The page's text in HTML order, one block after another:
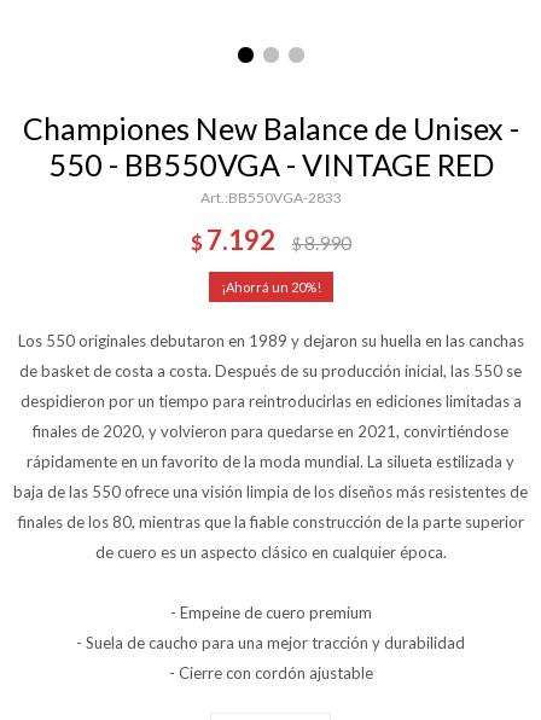
Championes New Balance de Unisex -
550 - BB550VGA - VINTAGE RED
BB550VGA-2833
$ 7.192 $8.990
20
Los 550 originales debutaron en 1989 y dejaron su huella en las canchas
de basket de costa a costa. Después de su producción inicial, las 550 se
despidieron por un tiempo para reintroducirlas en ediciones limitadas a
finales de 2020, y volvieron para quedarse en 2021, convirtiéndose
rápidamente en un favorito de la moda mundial. La silueta estilizada y
baja de las 550 ofrece una visión limpia de los diseños más resistentes de
finales de los 80, mientras que la fiable construcción de la parte superior
de cuero es un aspecto clásico en cualquier época.
- Empeine de cuero premium
- Suela de caucho para una mejor tracción y durabilidad
- Cierre con cordón ajustable